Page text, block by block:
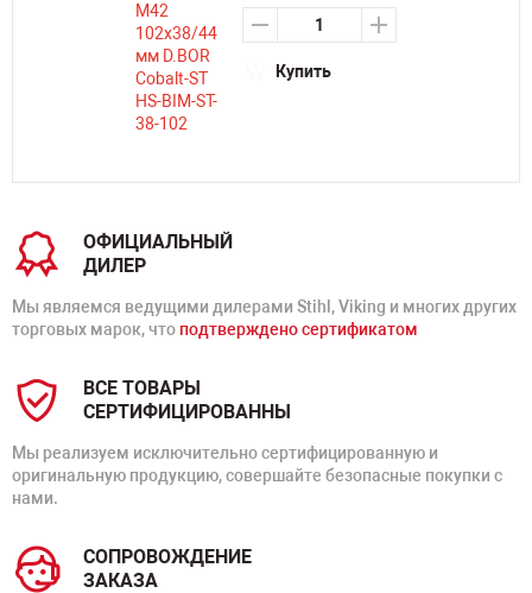
Купить
ОФИЦИАЛЬНЫЙ
ДИЛЕР
Мы являемся ведущими дилерами Stihl, Viking и многих других
торговых марок, что подтверждено сертификатом
ВСЕ ТОВАРЫ
СЕРТИФИЦИРОВАННЫ
Мы реализуем исключительно сертифицированную и
оригинальную продукцию, совершайте безопасные покупки с
нами.
СОПРОВОЖДЕНИЕ
ЗАКАЗА